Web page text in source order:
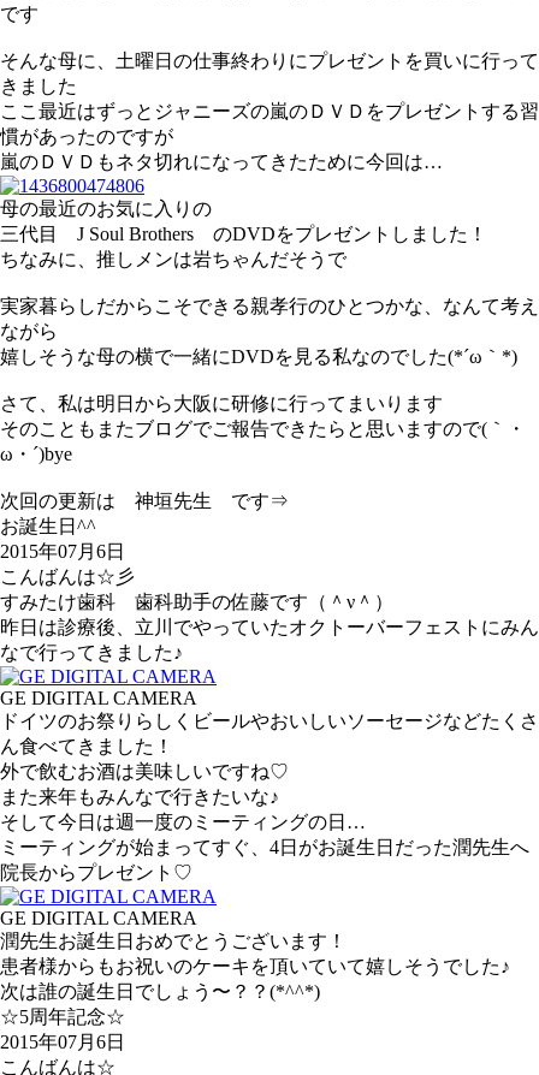
です
そんな母に、土曜日の仕事終わりにプレゼントを買いに行って
きました
ここ最近はずっとジャニーズの嵐のＤＶＤをプレゼントする習
慣があったのですが
嵐のＤＶＤもネタ切れになってきたために今回は…
母の最近のお気に入りの
三代目 J Soul Brothers のDVDをプレゼントしました！
ちなみに、推しメンは岩ちゃんだそうで
実家暮らしだからこそできる親孝行のひとつかな、なんて考え
ながら
嬉しそうな母の横で一緒にDVDを見る私なのでした(*´ω｀*)
さて、私は明日から大阪に研修に行ってまいります
そのこともまたブログでご報告できたらと思いますので(｀・
ω・´)bye
次回の更新は 神垣先生 です⇒
お誕生日^^
2015年07月6日
こんばんは☆彡
すみたけ歯科 歯科助手の佐藤です（＾ν＾）
昨日は診療後、立川でやっていたオクトーバーフェストにみん
なで行ってきました♪
GE DIGITAL CAMERA
ドイツのお祭りらしくビールやおいしいソーセージなどたくさ
ん食べてきました！
外で飲むお酒は美味しいですね♡
また来年もみんなで行きたいな♪
そして今日は週一度のミーティングの日…
ミーティングが始まってすぐ、4日がお誕生日だった潤先生へ
院長からプレゼント♡
GE DIGITAL CAMERA
潤先生お誕生日おめでとうございます！
患者様からもお祝いのケーキを頂いていて嬉しそうでした♪
次は誰の誕生日でしょう〜？？(*^^*)
☆5周年記念☆
2015年07月6日
こんばんは☆